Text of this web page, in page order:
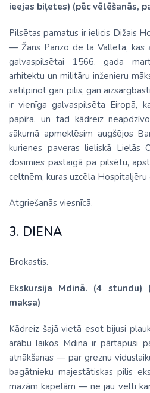
ieejas biļetes) (pēc vēlēšanās,
Pilsētas pamatus ir ielicis Dižais
— Žans Parizo de la Valleta, kas
galvaspilsētai 1566. gada
arhitektu un militāru inženieru
satilpinot gan pilis, gan
ir vienīga galvaspilsēta Eiropā,
papīra, un tad kādreiz
sākumā apmeklēsim augšējos
kurienes paveras lieliskā Lielās
dosimies pastaigā pa pilsētu,
celtnēm, kuras uzcēla Hospitaljēru
Atgriešanās viesnīcā.
3. DIENA
Brokastis.
Ekskursija Mdinā. (4 stundu)
maksa)
Kādreiz šajā vietā esot bijusi
arābu laikos Mdina ir pārtapusi
atnākšanas — par greznu
bagātnieku majestātiskas pilis
mazām kapelām — ne jau velti